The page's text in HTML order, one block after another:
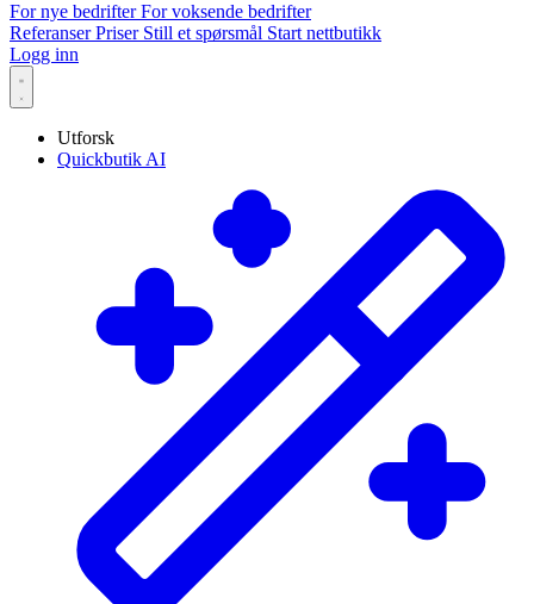
For nye bedrifterFor voksende bedrifter
ReferanserPriser Still et spørsmål Start nettbutikk
Logg inn
Utforsk
Quickbutik AI